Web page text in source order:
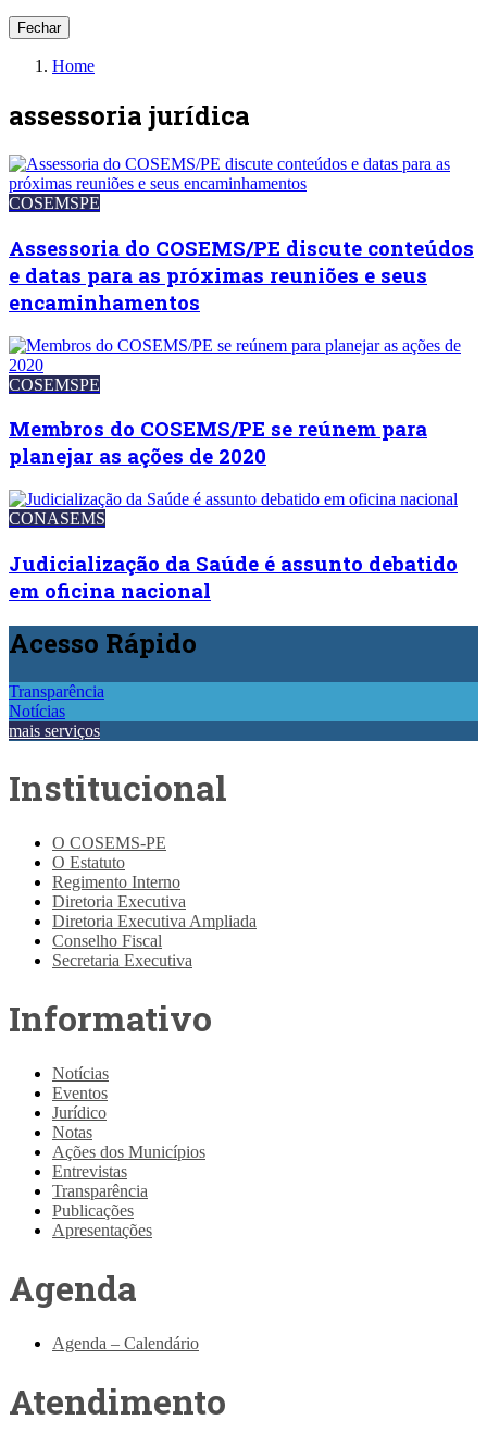
Fechar
Home
assessoria jurídica
COSEMSPE
Assessoria do COSEMS/PE discute conteúdos
e datas para as próximas reuniões e seus
encaminhamentos
COSEMSPE
Membros do COSEMS/PE se reúnem para
planejar as ações de 2020
CONASEMS
Judicialização da Saúde é assunto debatido
em oficina nacional
Acesso Rápido
Transparência
Notícias
mais serviços
Institucional
O COSEMS-PE
O Estatuto
Regimento Interno
Diretoria Executiva
Diretoria Executiva Ampliada
Conselho Fiscal
Secretaria Executiva
Informativo
Notícias
Eventos
Jurídico
Notas
Ações dos Municípios
Entrevistas
Transparência
Publicações
Apresentações
Agenda
Agenda – Calendário
Atendimento